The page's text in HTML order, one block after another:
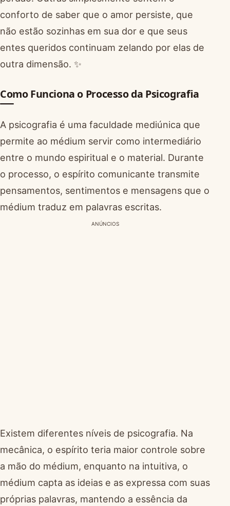
conforto de saber que o amor persiste, que
não estão sozinhas em sua dor e que seus
entes queridos continuam zelando por elas de
outra dimensão. ✨
Como Funciona o Processo da Psicografia
A psicografia é uma faculdade mediúnica que
permite ao médium servir como intermediário
entre o mundo espiritual e o material. Durante
o processo, o espírito comunicante transmite
pensamentos, sentimentos e mensagens que o
médium traduz em palavras escritas.
ANÚNCIOS
Existem diferentes níveis de psicografia. Na
mecânica, o espírito teria maior controle sobre
a mão do médium, enquanto na intuitiva, o
médium capta as ideias e as expressa com suas
próprias palavras, mantendo a essência da